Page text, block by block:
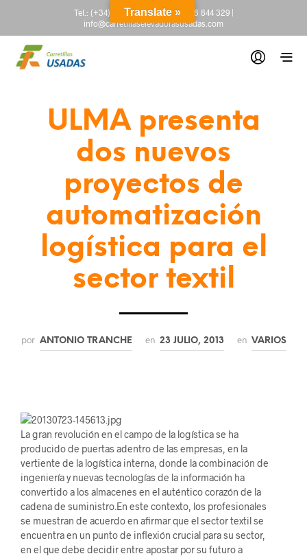
Tel.: (+34) 665 845 222-(+34) 918 844 329|
info@carretillaselevadorasusadas.com
ULMA presenta
dos nuevos
proyectos de
automatización
logística para el
sector textil
por ANTONIO TRANCHE en 23 JULIO, 2013 en VARIOS
La gran revolución en el campo de la logística se ha
producido de puertas adentro de las empresas, en la
vertiente de la logística interna, donde la combinación de
ingeniería y nuevas tecnologías de la información ha
convertido a los almacenes en el auténtico corazón de la
cadena de suministro.En este contexto, los profesionales
se muestran de acuerdo en afirmar que el sector textil se
encuentra en un punto de inflexión crucial para su sector,
en el que debe decidir entre apostar por su futuro a
Translate »